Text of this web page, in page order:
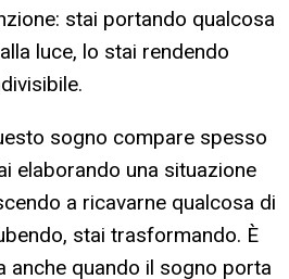
stai portando qualcosa
luce, lo stai rendendo
sogno compare spesso
elaborando una situazione
a ricavarne qualcosa di
stai trasformando. È
anche quando il sogno porta